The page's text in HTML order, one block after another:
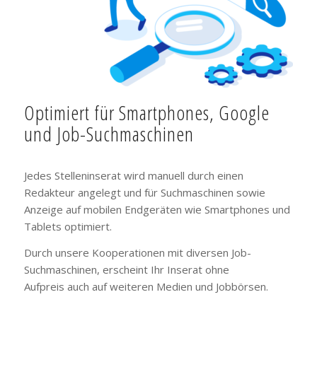
Optimiert für Smartphones, Google
und Job-Suchmaschinen
Jedes Stelleninserat wird manuell durch einen
Redakteur angelegt und für Suchmaschinen sowie
Anzeige auf mobilen Endgeräten wie Smartphones und
Tablets optimiert.
Durch unsere Kooperationen mit diversen Job-
Suchmaschinen, erscheint Ihr Inserat ohne
Aufpreis auch auf weiteren Medien und Jobbörsen.